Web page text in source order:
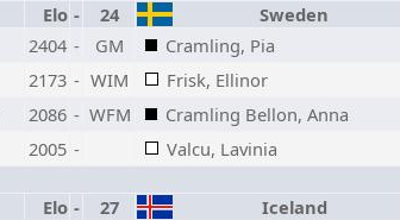
Elo - 24 Sweden
2404 - GM Cramling, Pia
2173 - WIM Frisk, Ellinor
2086 - WFM Cramling Bellon, Anna
2005 - Valcu, Lavinia
Elo - 27 Iceland